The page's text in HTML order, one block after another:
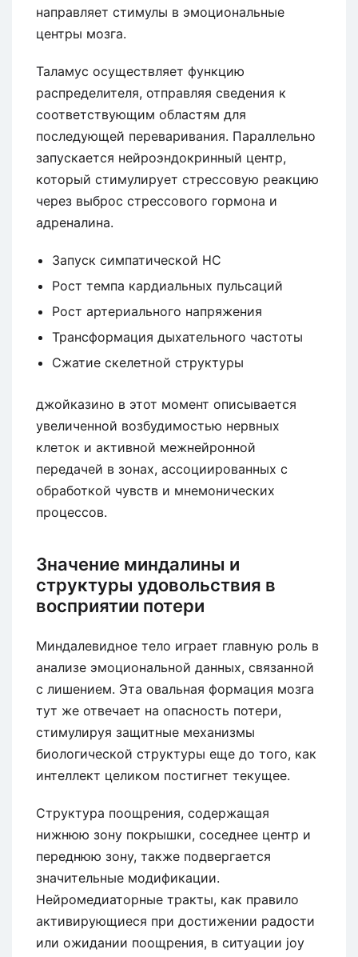
направляет стимулы в эмоциональные
центры мозга.
Таламус осуществляет функцию
распределителя, отправляя сведения к
соответствующим областям для
последующей переваривания. Параллельно
запускается нейроэндокринный центр,
который стимулирует стрессовую реакцию
через выброс стрессового гормона и
адреналина.
Запуск симпатической НС
Рост темпа кардиальных пульсаций
Рост артериального напряжения
Трансформация дыхательного частоты
Сжатие скелетной структуры
джойказино в этот момент описывается
увеличенной возбудимостью нервных
клеток и активной межнейронной
передачей в зонах, ассоциированных с
обработкой чувств и мнемонических
процессов.
Значение миндалины и
структуры удовольствия в
восприятии потери
Миндалевидное тело играет главную роль в
анализе эмоциональной данных, связанной
с лишением. Эта овальная формация мозга
тут же отвечает на опасность потери,
стимулируя защитные механизмы
биологической структуры еще до того, как
интеллект целиком постигнет текущее.
Структура поощрения, содержащая
нижнюю зону покрышки, соседнее центр и
переднюю зону, также подвергается
значительные модификации.
Нейромедиаторные тракты, как правило
активирующиеся при достижении радости
или ожидании поощрения, в ситуации joy